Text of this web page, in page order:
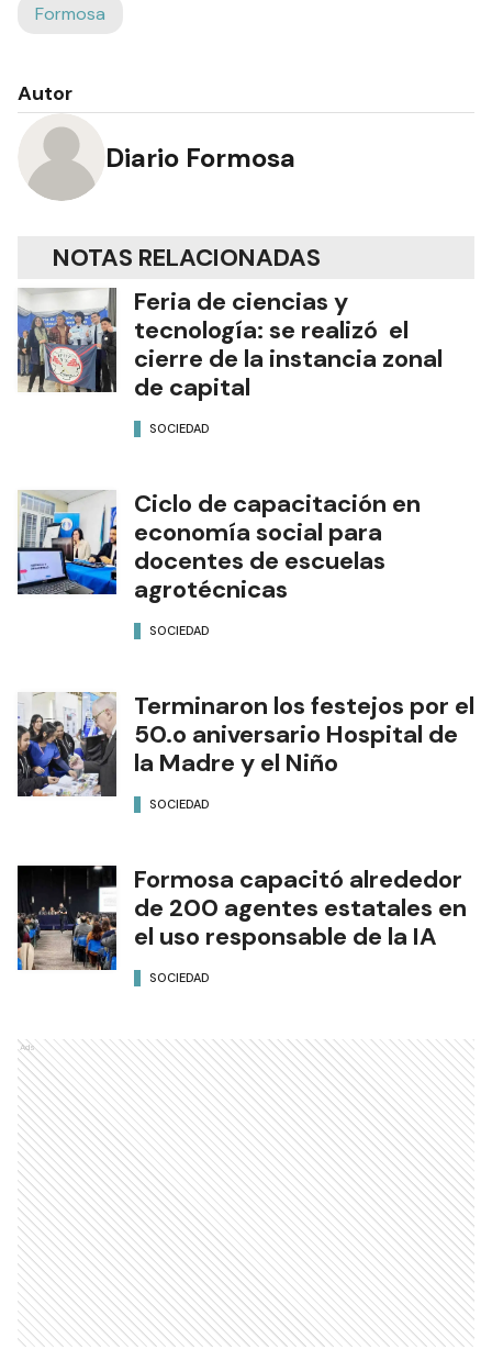
Formosa
Autor
Diario Formosa
NOTAS RELACIONADAS
Feria de ciencias y
tecnología: se realizó el
cierre de la instancia zonal
de capital
SOCIEDAD
Ciclo de capacitación en
economía social para
docentes de escuelas
agrotécnicas
SOCIEDAD
Terminaron los festejos por el
50.o aniversario Hospital de
la Madre y el Niño
SOCIEDAD
Formosa capacitó alrededor
de 200 agentes estatales en
el uso responsable de la IA
SOCIEDAD
Ads